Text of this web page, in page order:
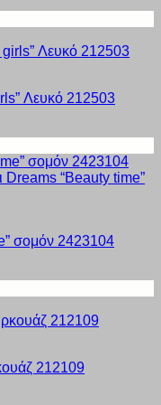
Λευκό 212503
σομόν 2423104
212109